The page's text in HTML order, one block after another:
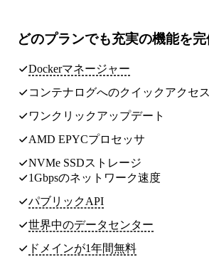
どのプランでも充実の機能を完
Dockerマネージャー
コンテナログへのクイックアクセス
ワンクリックアップデート
AMD EPYCプロセッサ
NVMe SSDストレージ
1Gbpsのネットワーク速度
パブリックAPI
世界中のデータセンター
ドメインが1年間無料